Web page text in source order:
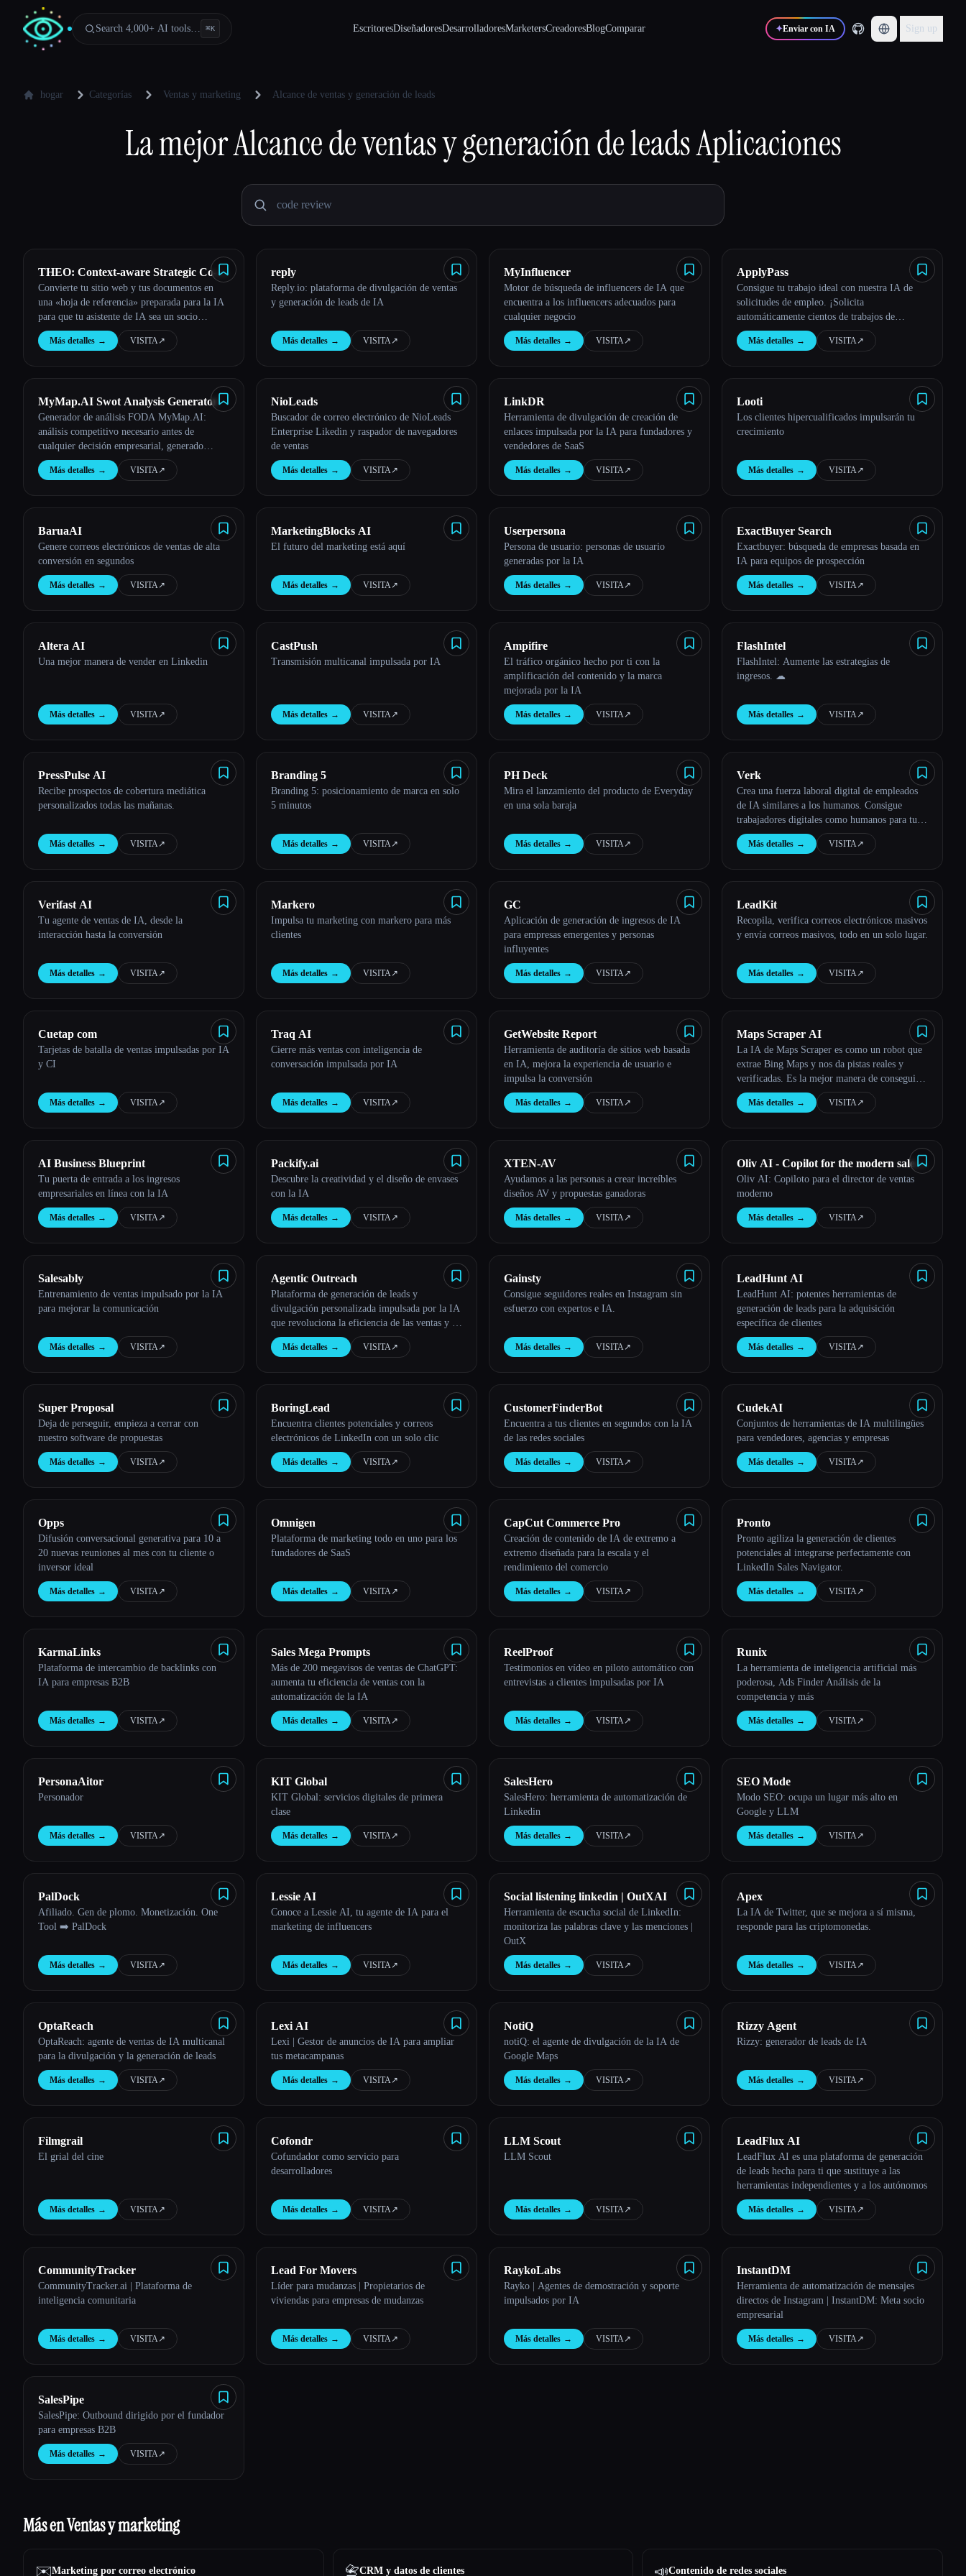
Search 4,000+ AI tools… ⌘K EscritoresDiseñadoresDesarrolladoresMarketersCreadoresBlogComparar ✦Enviar con IA Sign up
hogar Categorías Ventas y marketing Alcance de ventas y generación de leads
La mejorAlcance de ventas y generación de leadsAplicaciones
THEO: Context-aware Strategic Co-
Pilot
Convierte tu sitio web y tus documentos en
una «hoja de referencia» preparada para la IA
para que tu asistente de IA sea un socio
estratégico
Más detalles → VISITA↗︎
reply
Reply.io: plataforma de divulgación de ventas
y generación de leads de IA
Más detalles → VISITA↗︎
MyInfluencer
Motor de búsqueda de influencers de IA que
encuentra a los influencers adecuados para
cualquier negocio
Más detalles → VISITA↗︎
ApplyPass
Consigue tu trabajo ideal con nuestra IA de
solicitudes de empleo. ¡Solicita
automáticamente cientos de trabajos de
ingeniería cada semana! Únete a ApplyPass
para conseguir 100 aplicaciones gratuitas.
Más detalles → VISITA↗︎
MyMap.AI Swot Analysis Generator
Generador de análisis FODA MyMap.AI:
análisis competitivo necesario antes de
cualquier decisión empresarial, generado
fácilmente por la IA
Más detalles → VISITA↗︎
NioLeads
Buscador de correo electrónico de NioLeads
Enterprise Likedin y raspador de navegadores
de ventas
Más detalles → VISITA↗︎
LinkDR
Herramienta de divulgación de creación de
enlaces impulsada por la IA para fundadores y
vendedores de SaaS
Más detalles → VISITA↗︎
Looti
Los clientes hipercualificados impulsarán tu
crecimiento
Más detalles → VISITA↗︎
BaruaAI
Genere correos electrónicos de ventas de alta
conversión en segundos
Más detalles → VISITA↗︎
MarketingBlocks AI
El futuro del marketing está aquí
Más detalles → VISITA↗︎
Userpersona
Persona de usuario: personas de usuario
generadas por la IA
Más detalles → VISITA↗︎
ExactBuyer Search
Exactbuyer: búsqueda de empresas basada en
IA para equipos de prospección
Más detalles → VISITA↗︎
Altera AI
Una mejor manera de vender en Linkedin
Más detalles → VISITA↗︎
CastPush
Transmisión multicanal impulsada por IA
Más detalles → VISITA↗︎
Ampifire
El tráfico orgánico hecho por ti con la
amplificación del contenido y la marca
mejorada por la IA
Más detalles → VISITA↗︎
FlashIntel
FlashIntel: Aumente las estrategias de
ingresos. ☁
Más detalles → VISITA↗︎
PressPulse AI
Recibe prospectos de cobertura mediática
personalizados todas las mañanas.
Más detalles → VISITA↗︎
Branding 5
Branding 5: posicionamiento de marca en solo
5 minutos
Más detalles → VISITA↗︎
PH Deck
Mira el lanzamiento del producto de Everyday
en una sola baraja
Más detalles → VISITA↗︎
Verk
Crea una fuerza laboral digital de empleados
de IA similares a los humanos. Consigue
trabajadores digitales como humanos para tu
empresa, como un representante de ventas de
IA, un diseñador gráfico de IA, un
Más detalles → VISITA↗︎
Verifast AI
Tu agente de ventas de IA, desde la
interacción hasta la conversión
Más detalles → VISITA↗︎
Markero
Impulsa tu marketing con markero para más
clientes
Más detalles → VISITA↗︎
GC
Aplicación de generación de ingresos de IA
para empresas emergentes y personas
influyentes
Más detalles → VISITA↗︎
LeadKit
Recopila, verifica correos electrónicos masivos
y envía correos masivos, todo en un solo lugar.
Más detalles → VISITA↗︎
Cuetap com
Tarjetas de batalla de ventas impulsadas por IA
y CI
Más detalles → VISITA↗︎
Traq AI
Cierre más ventas con inteligencia de
conversación impulsada por IA
Más detalles → VISITA↗︎
GetWebsite Report
Herramienta de auditoría de sitios web basada
en IA, mejora la experiencia de usuario e
impulsa la conversión
Más detalles → VISITA↗︎
Maps Scraper AI
La IA de Maps Scraper es como un robot que
extrae Bing Maps y nos da pistas reales y
verificadas. Es la mejor manera de conseguir
clientes potenciales automáticamente,
directamente desde los anuncios de Maps.
Más detalles → VISITA↗︎
AI Business Blueprint
Tu puerta de entrada a los ingresos
empresariales en línea con la IA
Más detalles → VISITA↗︎
Packify.ai
Descubre la creatividad y el diseño de envases
con la IA
Más detalles → VISITA↗︎
XTEN-AV
Ayudamos a las personas a crear increíbles
diseños AV y propuestas ganadoras
Más detalles → VISITA↗︎
Oliv AI - Copilot for the modern sales
manager
Oliv AI: Copiloto para el director de ventas
moderno
Más detalles → VISITA↗︎
Salesably
Entrenamiento de ventas impulsado por la IA
para mejorar la comunicación
Más detalles → VISITA↗︎
Agentic Outreach
Plataforma de generación de leads y
divulgación personalizada impulsada por la IA
que revoluciona la eficiencia de las ventas y el
marketing.
Más detalles → VISITA↗︎
Gainsty
Consigue seguidores reales en Instagram sin
esfuerzo con expertos e IA.
Más detalles → VISITA↗︎
LeadHunt AI
LeadHunt AI: potentes herramientas de
generación de leads para la adquisición
específica de clientes
Más detalles → VISITA↗︎
Super Proposal
Deja de perseguir, empieza a cerrar con
nuestro software de propuestas
Más detalles → VISITA↗︎
BoringLead
Encuentra clientes potenciales y correos
electrónicos de LinkedIn con un solo clic
Más detalles → VISITA↗︎
CustomerFinderBot
Encuentra a tus clientes en segundos con la IA
de las redes sociales
Más detalles → VISITA↗︎
CudekAI
Conjuntos de herramientas de IA multilingües
para vendedores, agencias y empresas
Más detalles → VISITA↗︎
Opps
Difusión conversacional generativa para 10 a
20 nuevas reuniones al mes con tu cliente o
inversor ideal
Más detalles → VISITA↗︎
Omnigen
Plataforma de marketing todo en uno para los
fundadores de SaaS
Más detalles → VISITA↗︎
CapCut Commerce Pro
Creación de contenido de IA de extremo a
extremo diseñada para la escala y el
rendimiento del comercio
Más detalles → VISITA↗︎
Pronto
Pronto agiliza la generación de clientes
potenciales al integrarse perfectamente con
LinkedIn Sales Navigator.
Más detalles → VISITA↗︎
KarmaLinks
Plataforma de intercambio de backlinks con
IA para empresas B2B
Más detalles → VISITA↗︎
Sales Mega Prompts
Más de 200 megavisos de ventas de ChatGPT:
aumenta tu eficiencia de ventas con la
automatización de la IA
Más detalles → VISITA↗︎
ReelProof
Testimonios en vídeo en piloto automático con
entrevistas a clientes impulsadas por IA
Más detalles → VISITA↗︎
Runix
La herramienta de inteligencia artificial más
poderosa, Ads Finder Análisis de la
competencia y más
Más detalles → VISITA↗︎
PersonaAitor
Personador
Más detalles → VISITA↗︎
KIT Global
KIT Global: servicios digitales de primera
clase
Más detalles → VISITA↗︎
SalesHero
SalesHero: herramienta de automatización de
Linkedin
Más detalles → VISITA↗︎
SEO Mode
Modo SEO: ocupa un lugar más alto en
Google y LLM
Más detalles → VISITA↗︎
PalDock
Afiliado. Gen de plomo. Monetización. One
Tool ➡️ PalDock
Más detalles → VISITA↗︎
Lessie AI
Conoce a Lessie AI, tu agente de IA para el
marketing de influencers
Más detalles → VISITA↗︎
Social listening linkedin | OutXAI
Herramienta de escucha social de LinkedIn:
monitoriza las palabras clave y las menciones |
OutX
Más detalles → VISITA↗︎
Apex
La IA de Twitter, que se mejora a sí misma,
responde para las criptomonedas.
Más detalles → VISITA↗︎
OptaReach
OptaReach: agente de ventas de IA multicanal
para la divulgación y la generación de leads
Más detalles → VISITA↗︎
Lexi AI
Lexi | Gestor de anuncios de IA para ampliar
tus metacampanas
Más detalles → VISITA↗︎
NotiQ
notiQ: el agente de divulgación de la IA de
Google Maps
Más detalles → VISITA↗︎
Rizzy Agent
Rizzy: generador de leads de IA
Más detalles → VISITA↗︎
Filmgrail
El grial del cine
Más detalles → VISITA↗︎
Cofondr
Cofundador como servicio para
desarrolladores
Más detalles → VISITA↗︎
LLM Scout
LLM Scout
Más detalles → VISITA↗︎
LeadFlux AI
LeadFlux AI es una plataforma de generación
de leads hecha para ti que sustituye a las
herramientas independientes y a los autónomos
Más detalles → VISITA↗︎
CommunityTracker
CommunityTracker.ai | Plataforma de
inteligencia comunitaria
Más detalles → VISITA↗︎
Lead For Movers
Líder para mudanzas | Propietarios de
viviendas para empresas de mudanzas
Más detalles → VISITA↗︎
RaykoLabs
Rayko | Agentes de demostración y soporte
impulsados por IA
Más detalles → VISITA↗︎
InstantDM
Herramienta de automatización de mensajes
directos de Instagram | InstantDM: Meta socio
empresarial
Más detalles → VISITA↗︎
SalesPipe
SalesPipe: Outbound dirigido por el fundador
para empresas B2B
Más detalles → VISITA↗︎
Más en Ventas y marketing
✉️Marketing por correo electrónico 📇CRM y datos de clientes 📣Contenido de redes sociales